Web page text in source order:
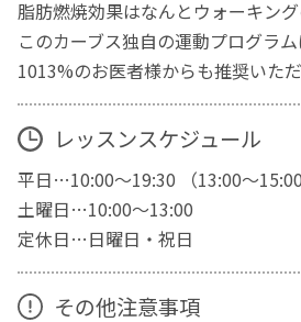
脂肪燃焼効果はなんとウォーキング
このカーブス独自の運動プログラ
1013%のお医者様からも推奨いただ
レッスンスケジュール
平日…10:00～19:30 （13:00～15:00
土曜日…10:00～13:00
定休日…日曜日・祝日
その他注意事項